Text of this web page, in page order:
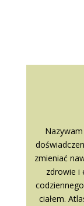
zmieniać
zdrowie i
ciałem.